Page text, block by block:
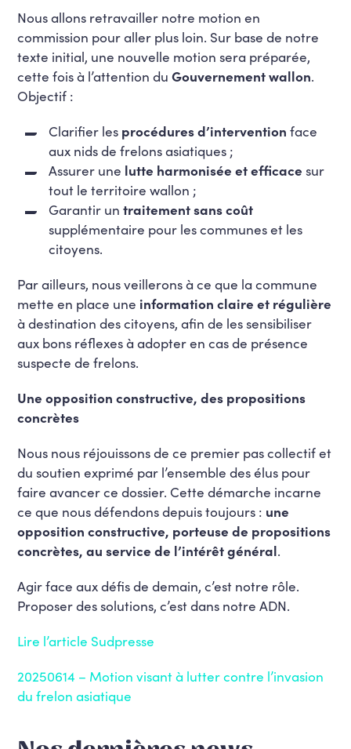
Nous allons retravailler notre motion en
commission pour aller plus loin. Sur base de notre
texte initial, une nouvelle motion sera préparée,
cette fois à l’attention duGouvernement wallon.
Objectif :
Clarifier les procédures d’intervention face
aux nids de frelons asiatiques ;
Assurer une lutte harmonisée et efficace sur
tout le territoire wallon ;
Garantir untraitement sans coût
supplémentaire pour les communes et les
citoyens.
Par ailleurs, nous veillerons à ce que la commune
mette en place une information claire et régulière
à destination des citoyens, afin de les sensibiliser
aux bons réflexes à adopter en cas de présence
suspecte de frelons.
Une opposition constructive, des propositions
concrètes
Nous nous réjouissons de ce premier pas collectif et
du soutien exprimé par l’ensemble des élus pour
faire avancer ce dossier. Cette démarche incarne
ce que nous défendons depuis toujours : une
opposition constructive, porteuse de propositions
concrètes, au service de l’intérêt général.
Agir face aux défis de demain, c’est notre rôle.
Proposer des solutions, c’est dans notre ADN.
Lire l’article Sudpresse
20250614 – Motion visant à lutter contre l’invasion
du frelon asiatique